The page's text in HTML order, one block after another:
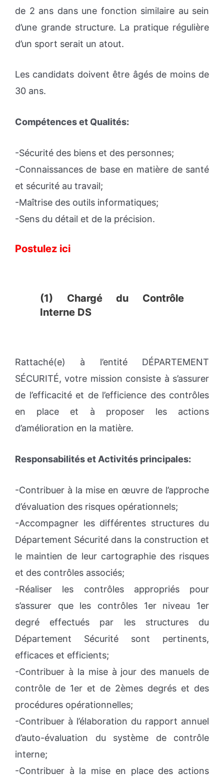
de 2 ans dans une fonction similaire au sein
d’une grande structure. La pratique régulière
d’un sport serait un atout.
Les candidats doivent être âgés de moins de
30 ans.
Compétences et Qualités:
-Sécurité des biens et des personnes;
-Connaissances de base en matière de santé
et sécurité au travail;
-Maîtrise des outils informatiques;
-Sens du détail et de la précision.
Postulez ici
(1) Chargé du Contrôle
Interne DS
Rattaché(e) à l’entité DÉPARTEMENT
SÉCURITÉ, votre mission consiste à s’assurer
de l’efficacité et de l’efficience des contrôles
en place et à proposer les actions
d’amélioration en la matière.
Responsabilités et Activités principales:
-Contribuer à la mise en œuvre de l’approche
d’évaluation des risques opérationnels;
-Accompagner les différentes structures du
Département Sécurité dans la construction et
le maintien de leur cartographie des risques
et des contrôles associés;
-Réaliser les contrôles appropriés pour
s’assurer que les contrôles 1er niveau 1er
degré effectués par les structures du
Département Sécurité sont pertinents,
efficaces et efficients;
-Contribuer à la mise à jour des manuels de
contrôle de 1er et de 2èmes degrés et des
procédures opérationnelles;
-Contribuer à l’élaboration du rapport annuel
d’auto-évaluation du système de contrôle
interne;
-Contribuer à la mise en place des actions